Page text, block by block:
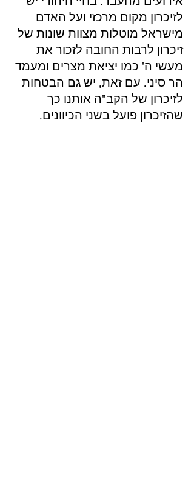
לזיכרון מקום מרכזי ועל האדם
מישראל מוטלות מצוות שונות של
זיכרון לרבות החובה לזכור את
מעשי ה' כמו יציאת מצרים ומעמד
הר סיני. עם זאת, יש גם הבטחות
לזיכרון של הקב"ה אותנו כך
שהזיכרון פועל בשני הכיוונים.